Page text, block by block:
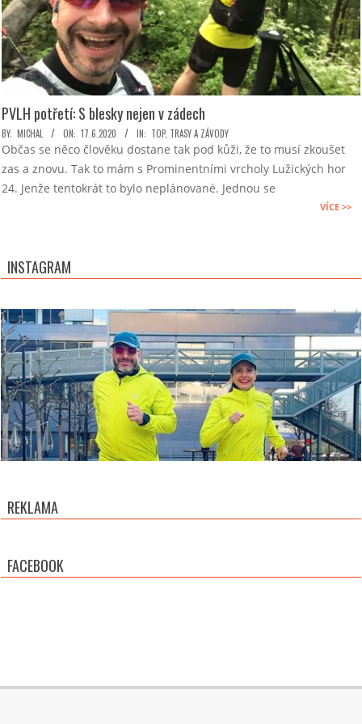
PVLH potřetí: S blesky nejen v zádech
2020-
06-
17
BY: MICHAL ON: 17.6.2020 IN: TOP, TRASY A ZÁVODY
Občas se něco člověku dostane tak pod kůži, že to musí zkoušet
zas a znovu. Tak to mám s Prominentními vrcholy Lužických hor
24. Jenže tentokrát to bylo neplánované. Jednou se
VÍCE >>
INSTAGRAM
REKLAMA
FACEBOOK